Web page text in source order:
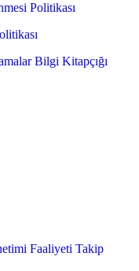
Politikası
Bilgi Kitapçığı
Faaliyeti Takip